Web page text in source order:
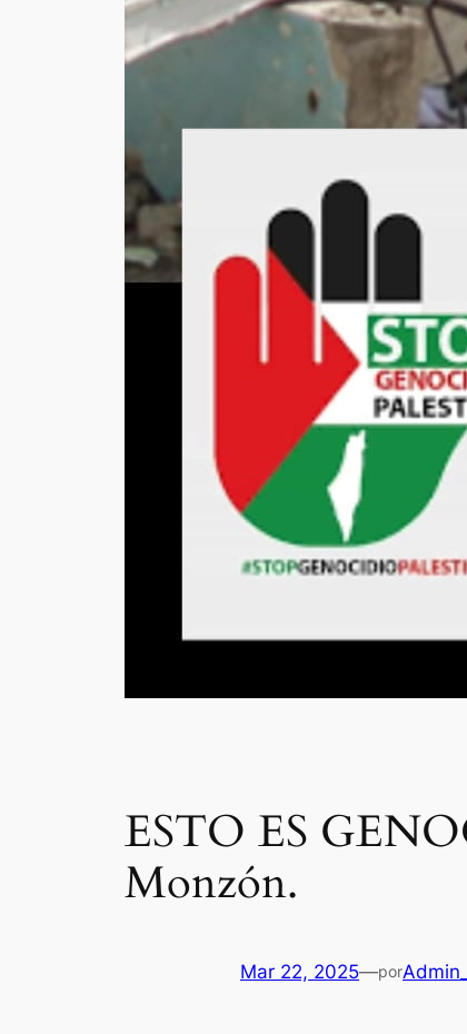
ESTO ES
Monzón.
Mar 22, 2025—por